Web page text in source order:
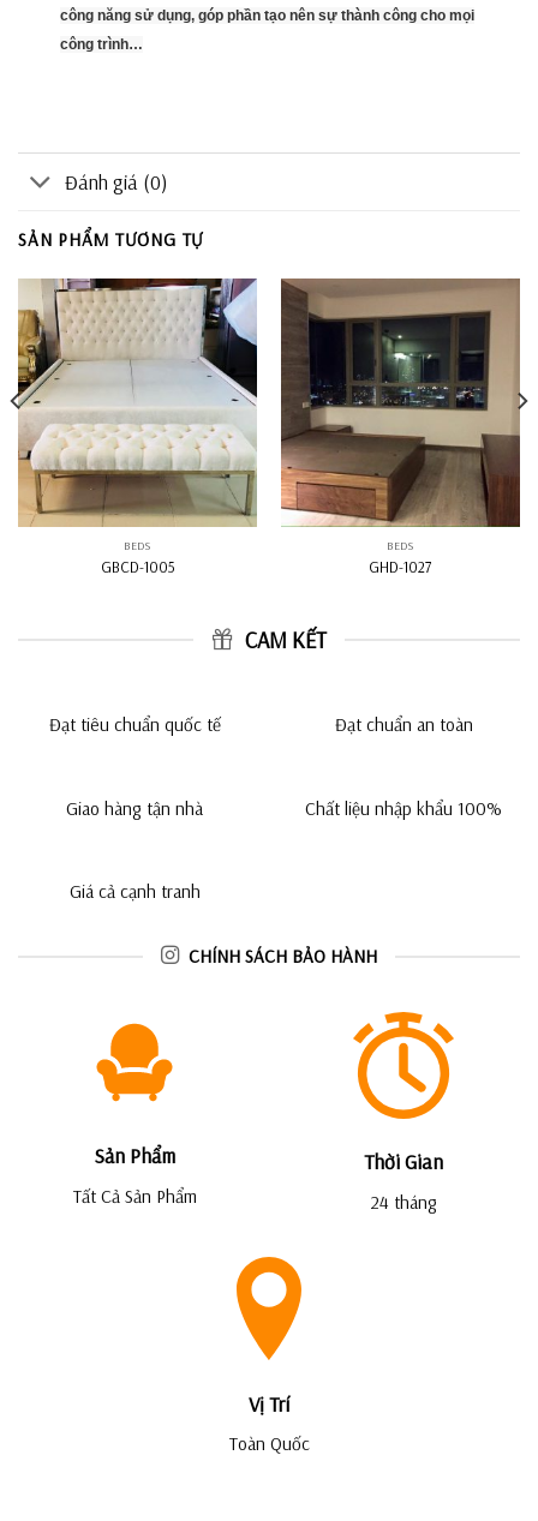
công năng sử dụng, góp phần tạo nên sự thành công cho mọi
công trình…
Đánh giá (0)
SẢN PHẨM TƯƠNG TỰ
BEDS
GBCD-1005
BEDS
GHD-1027
CAM KẾT
Đạt tiêu chuẩn quốc tế Đạt chuẩn an toàn
Giao hàng tận nhà Chất liệu nhập khẩu 100%
Giá cả cạnh tranh
CHÍNH SÁCH BẢO HÀNH
Sản Phẩm
Tất Cả Sản Phẩm
Thời Gian
24 tháng
Vị Trí
Toàn Quốc